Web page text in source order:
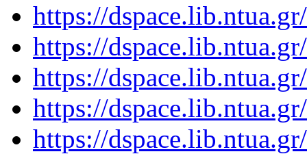
https://
https://
https://
https://
https://